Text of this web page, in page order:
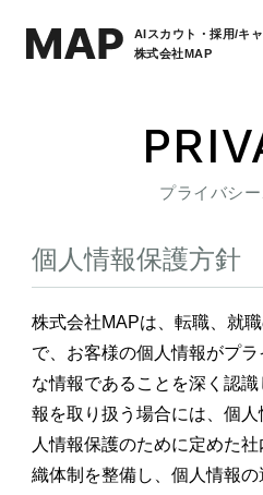
AIスカウト・採用/キ
株式会社MAP
プライバシ
個人情報保護方針
株式会社MAPは、転職、就
で、お客様の個人情報がプ
な情報であることを深く認
報を取り扱う場合には、個
人情報保護のために定めた
織体制を整備し、個人情報